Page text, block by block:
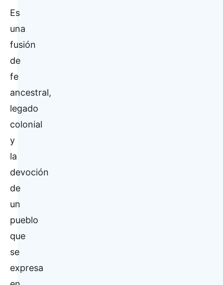
Es
una
fusión
de
fe
ancestral,
legado
colonial
y
la
devoción
de
un
pueblo
que
se
expresa